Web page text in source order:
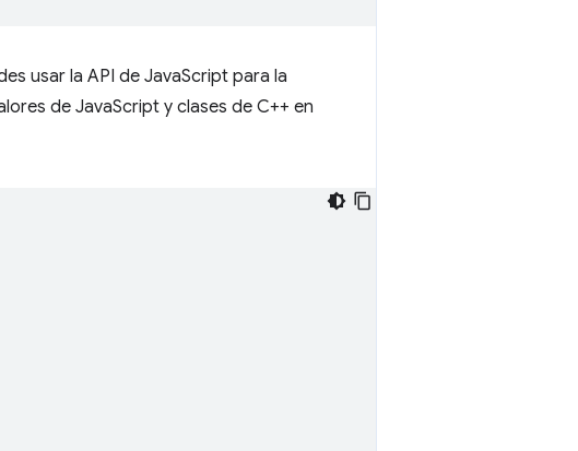
usar la API de JavaScript para la
de JavaScript y clases de C++ en